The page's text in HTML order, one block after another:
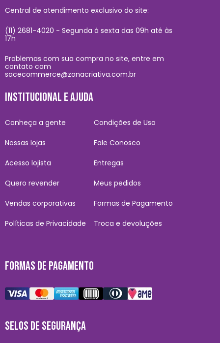
Central de atendimento exclusivo do site:
(11) 2681-4020 - Segunda à sexta das 09h até às
17h
Problemas com sua compra no site, entre em
contato com
sacecommerce@zonacriativa.com.br
INSTITUCIONAL E AJUDA
Conheça a gente
Nossas lojas
Acesso lojista
Quero revender
Vendas corporativas
Políticas de Privacidade
Condições de Uso
Fale Conosco
Entregas
Meus pedidos
Formas de Pagamento
Troca e devoluções
FORMAS DE PAGAMENTO
SELOS DE SEGURANÇA